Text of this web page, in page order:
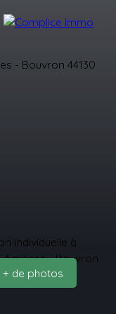
Etre Rappelé
+ de photos